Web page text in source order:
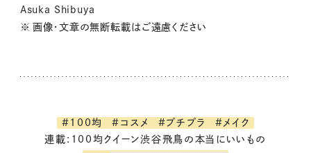
Asuka Shibuya
※ 画像・文章の無断転載はご遠慮ください
#100均 #コスメ #プチプラ
#メイク
連載:100均クイーン渋谷飛鳥の本当にいいもの